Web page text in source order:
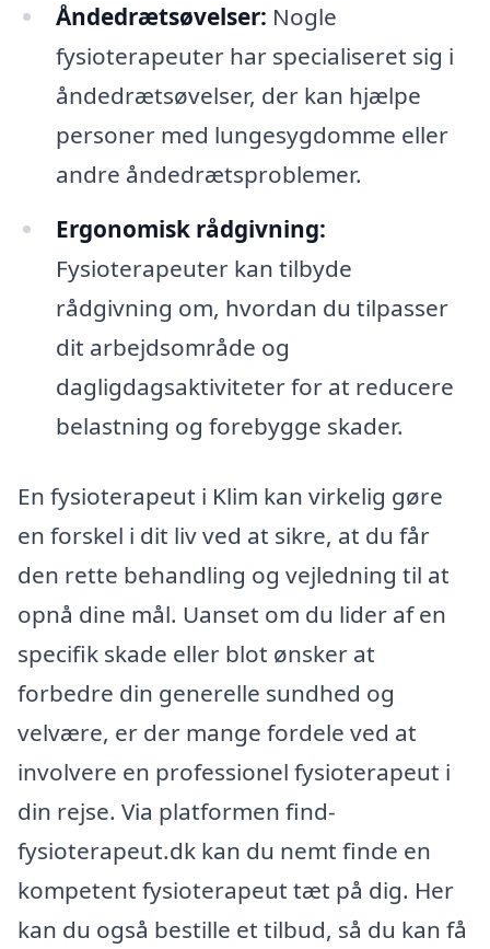
Åndedrætsøvelser: Nogle
fysioterapeuter har specialiseret sig i
åndedrætsøvelser, der kan hjælpe
personer med lungesygdomme eller
andre åndedrætsproblemer.
Ergonomisk rådgivning:
Fysioterapeuter kan tilbyde
rådgivning om, hvordan du tilpasser
dit arbejdsområde og
dagligdagsaktiviteter for at reducere
belastning og forebygge skader.
En fysioterapeut i Klim kan virkelig gøre
en forskel i dit liv ved at sikre, at du får
den rette behandling og vejledning til at
opnå dine mål. Uanset om du lider af en
specifik skade eller blot ønsker at
forbedre din generelle sundhed og
velvære, er der mange fordele ved at
involvere en professionel fysioterapeut i
din rejse. Via platformen find-
fysioterapeut.dk kan du nemt finde en
kompetent fysioterapeut tæt på dig. Her
kan du også bestille et tilbud, så du kan få